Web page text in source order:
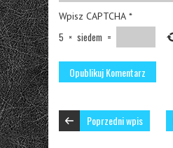
Wpisz CAPTCHA *
5 × siedem =
Poprzedni wpis